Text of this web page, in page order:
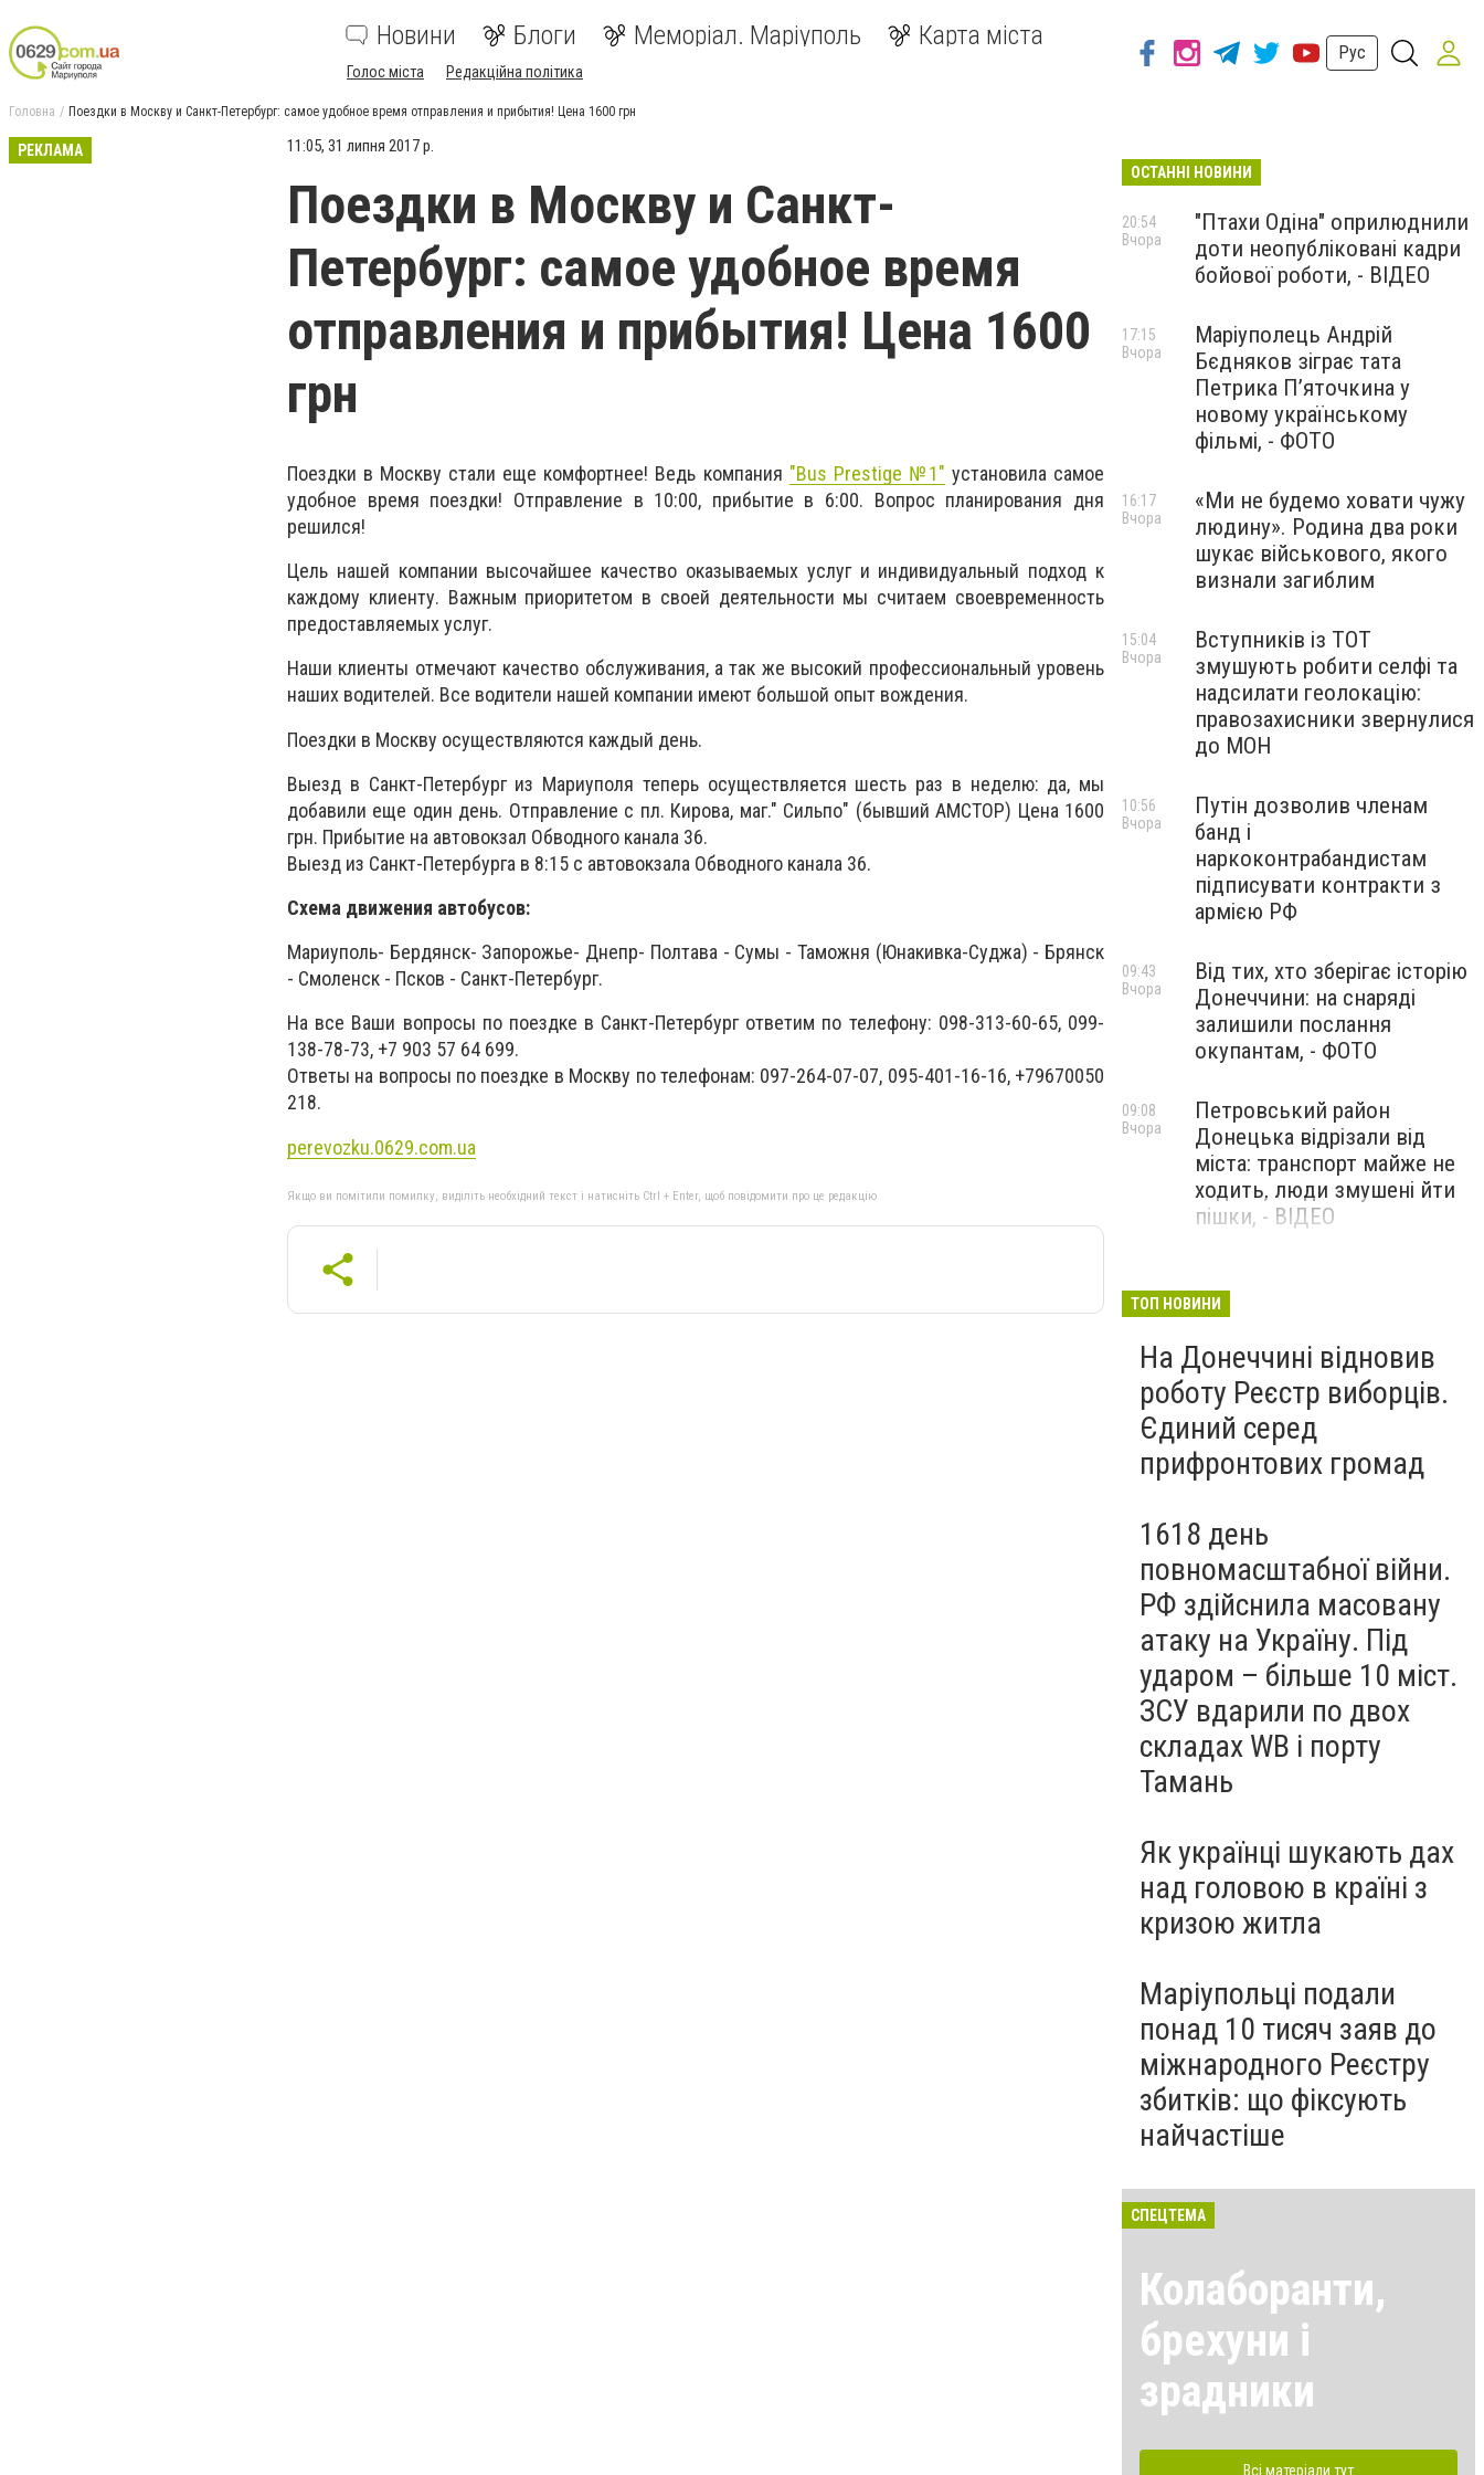
Новини Блоги Меморіал. Маріуполь Карта міста
Голос міста Редакційна політика
Рус
Головна Поездки в Москву и Санкт-Петербург: самое удобное время отправления и прибытия! Цена 1600 грн
РЕКЛАМА 11:05, 31 липня 2017 р.
Поездки в Москву и Санкт-
Петербург: самое удобное время
отправления и прибытия! Цена 1600
грн
Поездки в Москву стали еще комфортнее! Ведь компания "Bus Prestige №1" установила самое
удобное время поездки! Отправление в 10:00, прибытие в 6:00. Вопрос планирования дня
решился!
Цель нашей компании высочайшее качество оказываемых услуг и индивидуальный подход к
каждому клиенту. Важным приоритетом в своей деятельности мы считаем своевременность
предоставляемых услуг.
Наши клиенты отмечают качество обслуживания, а так же высокий профессиональный уровень
наших водителей. Все водители нашей компании имеют большой опыт вождения.
Поездки в Москву осуществляются каждый день.
Выезд в Санкт-Петербург из Мариуполя теперь осуществляется шесть раз в неделю: да, мы
добавили еще один день. Отправление с пл. Кирова, маг." Сильпо" (бывший АМСТОР) Цена 1600
грн. Прибытие на автовокзал Обводного канала 36.
Выезд из Санкт-Петербурга в 8:15 с автовокзала Обводного канала 36.
Схема движения автобусов:
Мариуполь- Бердянск- Запорожье- Днепр- Полтава - Сумы - Таможня (Юнакивка-Суджа) - Брянск
- Смоленск - Псков - Санкт-Петербург.
На все Ваши вопросы по поездке в Санкт-Петербург ответим по телефону: 098-313-60-65, 099-
138-78-73, +7 903 57 64 699.
Ответы на вопросы по поездке в Москву по телефонам: 097-264-07-07, 095-401-16-16, +79670050
218.
perevozku.0629.com.ua
Якщо ви помітили помилку, виділіть необхідний текст і натисніть Ctrl + Enter, щоб повідомити про це редакцію
ОСТАННІ НОВИНИ
"Птахи Одіна" оприлюднили
доти неопубліковані кадри
бойової роботи, - ВІДЕО
20:54
Вчора
Маріуполець Андрій
Бєдняков зіграє тата
Петрика П’яточкина у
новому українському
фільмі, - ФОТО
17:15
Вчора
«Ми не будемо ховати чужу
людину». Родина два роки
шукає військового, якого
визнали загиблим
16:17
Вчора
Вступників із ТОТ
змушують робити селфі та
надсилати геолокацію:
правозахисники звернулися
до МОН
15:04
Вчора
Путін дозволив членам
банд і
наркоконтрабандистам
підписувати контракти з
армією РФ
10:56
Вчора
Від тих, хто зберігає історію
Донеччини: на снаряді
залишили послання
окупантам, - ФОТО
09:43
Вчора
Петровський район
Донецька відрізали від
міста: транспорт майже не
ходить, люди змушені йти
пішки, - ВІДЕО
09:08
Вчора
війни. РФ вдарила
столиці. 15 людей загинули.
В Росії палають
енергопідстанції та
черговий WB
Вчора
ТОП НОВИНИ
На Донеччині відновив
роботу Реєстр виборців.
Єдиний серед
прифронтових громад
1618 день
повномасштабної війни.
РФ здійснила масовану
атаку на Україну. Під
ударом – більше 10 міст.
ЗСУ вдарили по двох
складах WB і порту
Тамань
Як українці шукають дах
над головою в країні з
кризою житла
Маріупольці подали
понад 10 тисяч заяв до
міжнародного Реєстру
збитків: що фіксують
найчастіше
СПЕЦТЕМА
Колаборанти,
брехуни і
зрадники
Всі матеріали тут